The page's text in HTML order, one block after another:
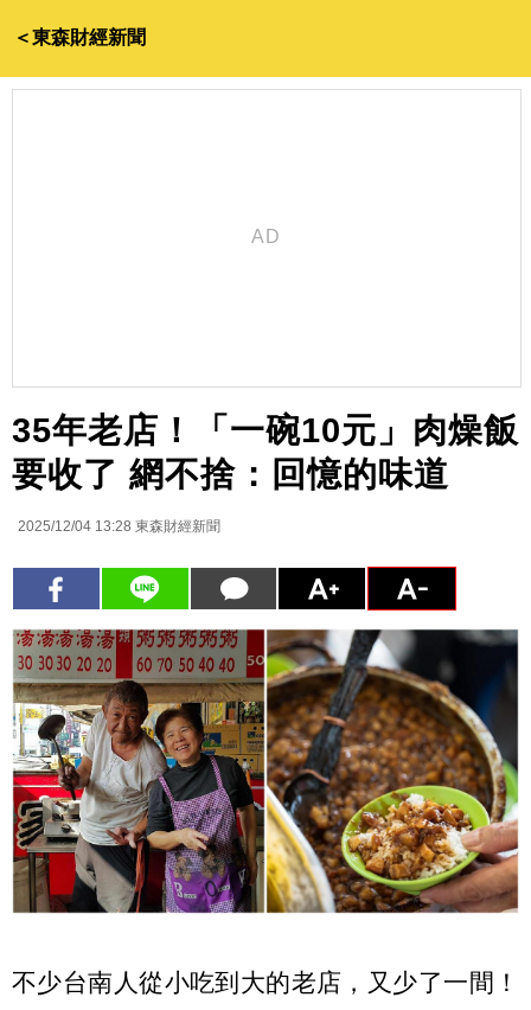
＜東森財經新聞
35年老店！「一碗10元」肉燥飯
要收了 網不捨：回憶的味道
2025/12/04 13:28 東森財經新聞
不少台南人從小吃到大的老店，又少了一間！